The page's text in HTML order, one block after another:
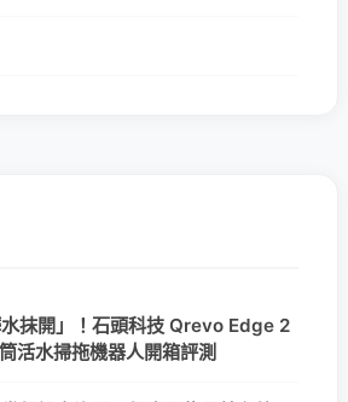
抹開」！石頭科技 Qrevo Edge 2
活水掃拖機器人開箱評測